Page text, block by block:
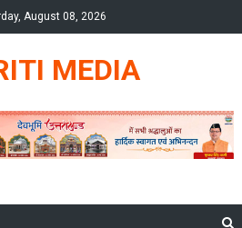
August 08, 2026
MEDIA